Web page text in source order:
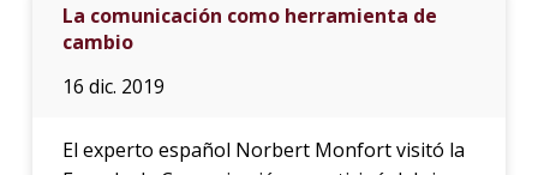
La comunicación como herramienta de
cambio
16 dic. 2019
El experto español Norbert Monfort visitó la